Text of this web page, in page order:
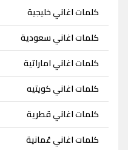
كلمات اغاني خليجية
كلمات اغاني سعودية
كلمات اغاني اماراتية
كلمات اغاني كويتيه
كلمات اغاني قطرية
كلمات اغاني عُمانية